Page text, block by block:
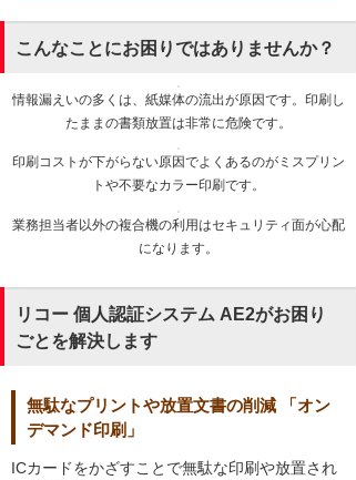
こんなことにお困りではありませんか？
情報漏えいの多くは、紙媒体の流出が原因です。印刷し
たままの書類放置は非常に危険です。
印刷コストが下がらない原因でよくあるのがミスプリン
トや不要なカラー印刷です。
業務担当者以外の複合機の利用はセキュリティ面が心配
になります。
リコー 個人認証システム AE2がお困り
ごとを解決します
無駄なプリントや放置文書の削減 「オン
デマンド印刷」
ICカードをかざすことで無駄な印刷や放置され